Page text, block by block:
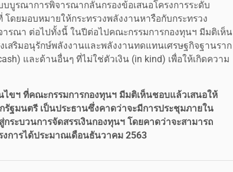
บูรณาการพิจารณากลั่นกรองข้อเสนอโครงการระดับ
ยมอบหมายให้กระทรวงพลังงานหารือกับกระทรวง
รณา ต่อไปทั้งนี้ ในปีต่อไปคณะกรรมการกองทุนฯ มีมติเห็น
สริมอนุรักษ์พลังงานและพลังงานทดแทนเศรษฐกิจฐานราก
และด้านอื่นๆ ที่ไม่ใช่ตัวเงิน (in kind) เพื่อให้เกิดความ
ขฯ ที่คณะกรรมการกองทุนฯ มีมติเห็นชอบแล้วเสนอให้
ฐมนตรี เป็นประธานซึ่งคาดว่าจะมีการประชุมภายใน
ระบวนการจัดสรรเงินกองทุนฯ โดยคาดว่าจะสามารถ
งการได้ประมาณเดือนธันวาคม 2563